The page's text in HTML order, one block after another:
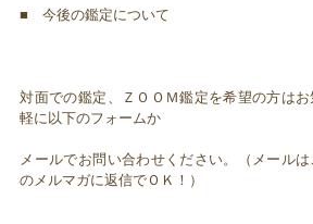
■ 今後の鑑定について
対面での鑑定、ＺＯＯＭ鑑定を希望の方はお
軽に以下のフォームか
メールでお問い合わせください。（メールは
のメルマガに返信でＯＫ！）